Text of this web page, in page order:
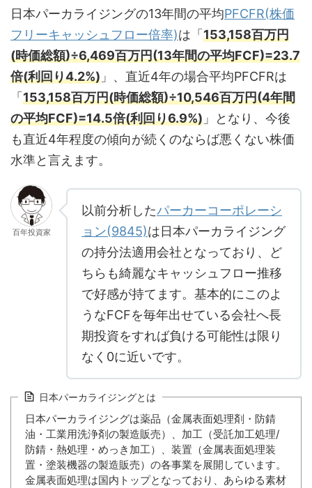
日本パーカライジングの13年間の平均PFCFR(株価
フリーキャッシュフロー倍率)は「 153,158百万円
(時価総額)÷6,469百万円(13年間の平均FCF)=23.7
倍(利回り4.2%) 」、直近4年の場合平均PFCFRは
「 153,158百万円(時価総額)÷10,546百万円(4年間
の平均FCF)=14.5倍(利回り6.9%) 」となり、今後
も直近4年程度の傾向が続くのならば悪くない株価
水準と言えます。
百年投資家
以前分析したパーカーコーポレーシ
ョン(9845)は日本パーカライジング
の持分法適用会社となっており、ど
ちらも綺麗なキャッシュフロー推移
で好感が持てます。基本的にこのよ
うなFCFを毎年出せている会社へ長
期投資をすれば負ける可能性は限り
なく0に近いです。
日本パーカライジングとは
日本パーカライジングは薬品（金属表面処理剤・防錆
油・工業用洗浄剤の製造販売）、加工（受託加工処理/
防錆・熱処理・めっき加工）、装置（金属表面処理装
置・塗装機器の製造販売）の各事業を展開しています。
金属表面処理は国内トップとなっており、あらゆる素材